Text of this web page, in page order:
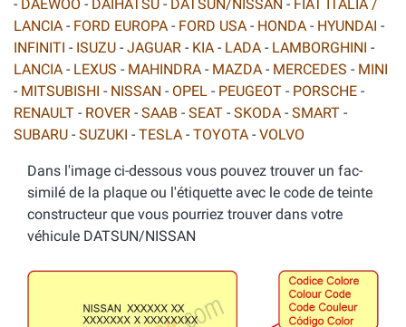
- DAEWOO - DAIHATSU - DATSUN/NISSAN - FIAT ITALIA /
LANCIA - FORD EUROPA - FORD USA - HONDA - HYUNDAI -
INFINITI - ISUZU - JAGUAR - KIA - LADA - LAMBORGHINI -
LANCIA - LEXUS - MAHINDRA - MAZDA - MERCEDES - MINI
- MITSUBISHI - NISSAN - OPEL - PEUGEOT - PORSCHE -
RENAULT - ROVER - SAAB - SEAT - SKODA - SMART -
SUBARU - SUZUKI - TESLA - TOYOTA - VOLVO
Dans l'image ci-dessous vous pouvez trouver un fac-
similé de la plaque ou l'étiquette avec le code de teinte
constructeur que vous pourriez trouver dans votre
véhicule DATSUN/NISSAN